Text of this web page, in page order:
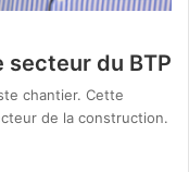
secteur du BTP
chantier. Cette
de la construction.